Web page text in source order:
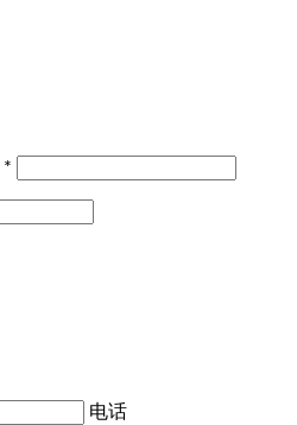
*
电话